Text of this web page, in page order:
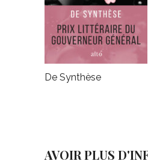
De Synthèse
AVOIR PLUS